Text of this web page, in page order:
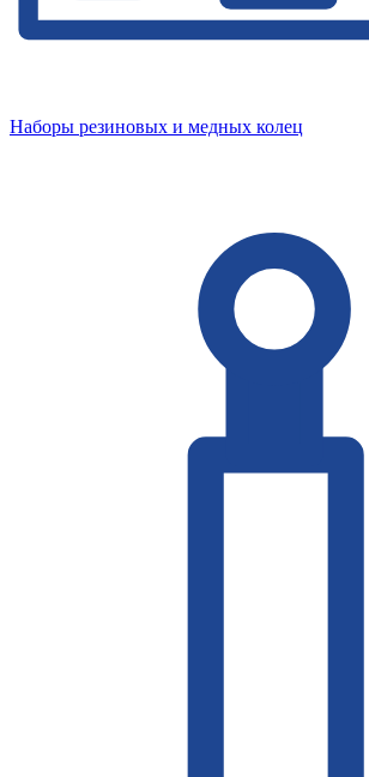
Наборы резиновых и медных колец